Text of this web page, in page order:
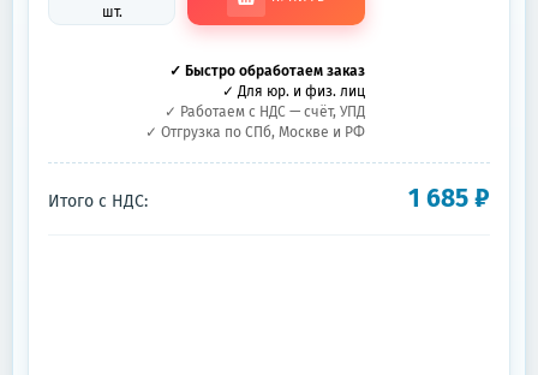
шт.
✓ Быстро обработаем заказ
✓ Для юр. и физ. лиц
✓ Работаем с НДС — счёт, УПД
✓ Отгрузка по СПб, Москве и РФ
Итого с НДС: 1 685₽